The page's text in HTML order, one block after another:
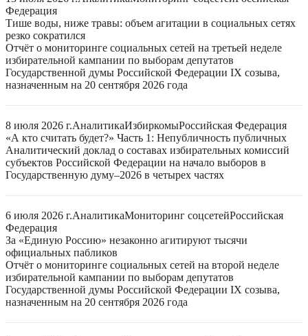
Федерация
Тише воды, ниже травы: объем агитации в социальных сетях
резко сократился
Отчёт о мониторинге социальных сетей на третьей неделе
избирательной кампании по выборам депутатов
Государственной думы Российской Федерации IX созыва,
назначенным на 20 сентября 2026 года
8 июля 2026 г.АналитикаИзбиркомыРоссийская Федерация
«А кто считать будет?» Часть 1: Непубличность публичных
Аналитический доклад о составах избирательных комиссий
субъектов Российской Федерации на начало выборов в
Государственную думу–2026 в четырех частях
6 июля 2026 г.АналитикаМониторинг соцсетейРоссийская
Федерация
За «Единую Россию» незаконно агитируют тысячи
официальных пабликов
Отчёт о мониторинге социальных сетей на второй неделе
избирательной кампании по выборам депутатов
Государственной думы Российской Федерации IX созыва,
назначенным на 20 сентября 2026 года